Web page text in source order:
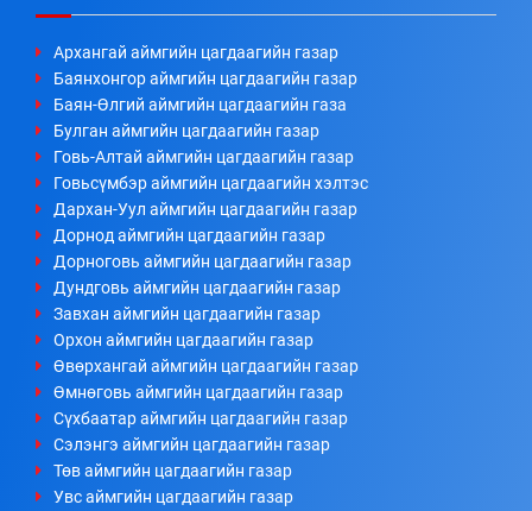
Архангай аймгийн цагдаагийн газар
Баянхонгор аймгийн цагдаагийн газар
Баян-Өлгий аймгийн цагдаагийн газа
Булган аймгийн цагдаагийн газар
Говь-Алтай аймгийн цагдаагийн газар
Говьсүмбэр аймгийн цагдаагийн хэлтэс
Дархан-Уул аймгийн цагдаагийн газар
Дорнод аймгийн цагдаагийн газар
Дорноговь аймгийн цагдаагийн газар
Дундговь аймгийн цагдаагийн газар
Завхан аймгийн цагдаагийн газар
Орхон аймгийн цагдаагийн газар
Өвөрхангай аймгийн цагдаагийн газар
Өмнөговь аймгийн цагдаагийн газар
Сүхбаатар аймгийн цагдаагийн газар
Сэлэнгэ аймгийн цагдаагийн газар
Төв аймгийн цагдаагийн газар
Увс аймгийн цагдаагийн газар